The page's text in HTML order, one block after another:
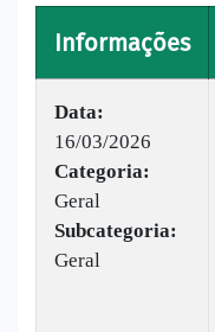
Informações
Data:
16/03/2026
Categoria:
Geral
Subcategoria:
Geral